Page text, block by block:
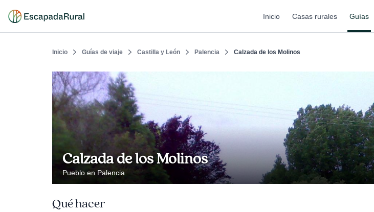
Inicio Casas rurales Guías
Inicio Guías de viaje Castilla y León Palencia Calzada de los Molinos
Calzada de los Molinos
Pueblo en Palencia
Qué hacer